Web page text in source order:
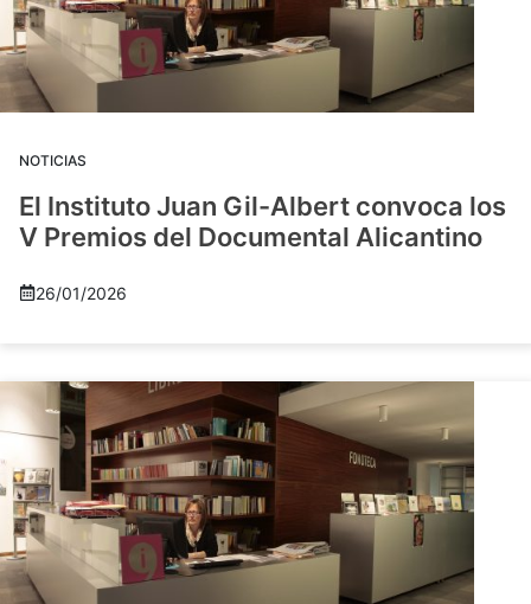
NOTICIAS
El Instituto Juan Gil-Albert convoca los
V Premios del Documental Alicantino
26/01/2026